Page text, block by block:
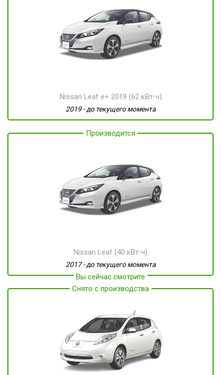
Nissan Leaf e+ 2019 (62 кВт⋅ч)
2019 - до текущего момента
Производится
Вы сейчас смотрите
Производится
Nissan Leaf (40 кВт⋅ч)
2017 - до текущего момента
Снято с производства